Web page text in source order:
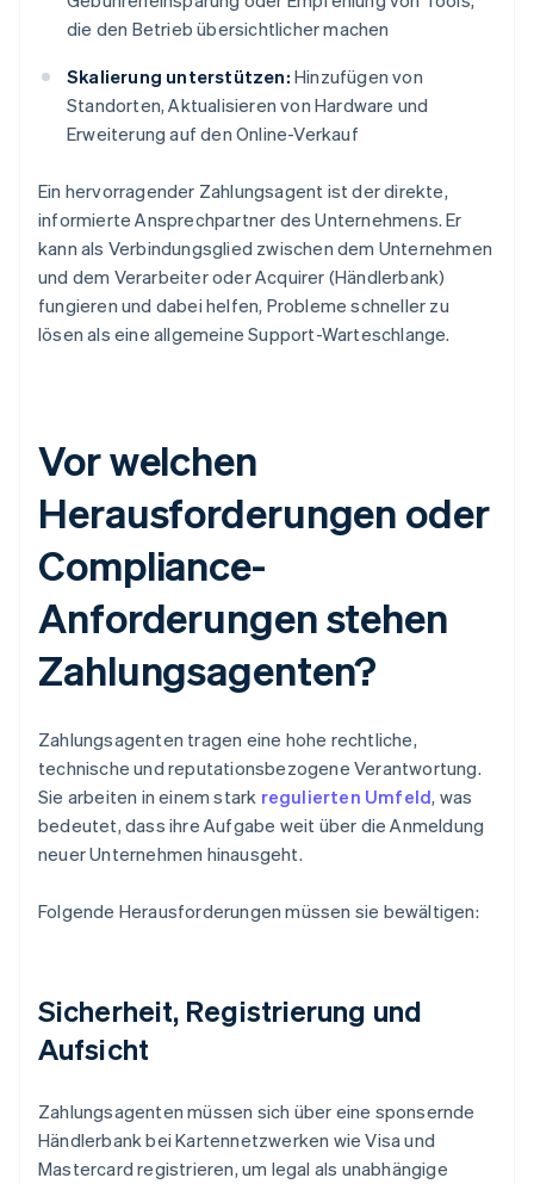
die den Betrieb übersichtlicher machen
Skalierung unterstützen: Hinzufügen von
Standorten, Aktualisieren von Hardware und
Erweiterung auf den Online-Verkauf
Ein hervorragender Zahlungsagent ist der direkte,
informierte Ansprechpartner des Unternehmens. Er
kann als Verbindungsglied zwischen dem Unternehmen
und dem Verarbeiter oder Acquirer (Händlerbank)
fungieren und dabei helfen, Probleme schneller zu
lösen als eine allgemeine Support-Warteschlange.
Vor welchen
Herausforderungen oder
Compliance-
Anforderungen stehen
Zahlungsagenten?
Zahlungsagenten tragen eine hohe rechtliche,
technische und reputationsbezogene Verantwortung.
Sie arbeiten in einem stark regulierten Umfeld, was
bedeutet, dass ihre Aufgabe weit über die Anmeldung
neuer Unternehmen hinausgeht.
Folgende Herausforderungen müssen sie bewältigen:
Sicherheit, Registrierung und
Aufsicht
Zahlungsagenten müssen sich über eine sponsernde
Händlerbank bei Kartennetzwerken wie Visa und
Mastercard registrieren, um legal als unabhängige